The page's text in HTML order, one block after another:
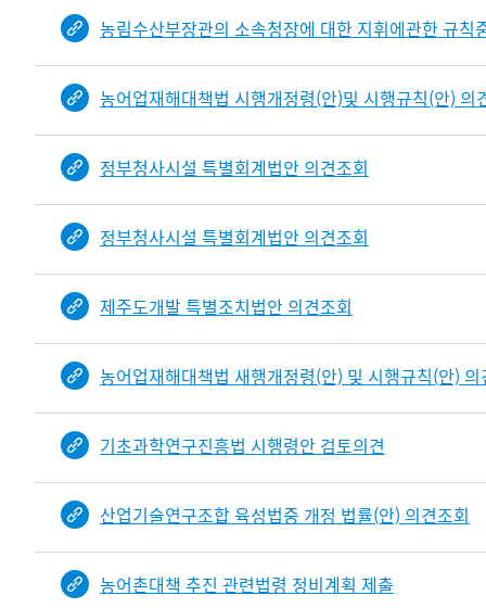
농림수산부장관의 소속청장에 대한 지휘에관한 규칙
농어업재해대책법 시행개정령(안)및 시행규칙(안) 의
정부청사시설 특별회계법안 의견조회
정부청사시설 특별회계법안 의견조회
제주도개발 특별조치법안 의견조회
농어업재해대책법 새행개정령(안) 및 시행규칙(안) 의
기초과학연구진흥법 시행령안 검토의견
산업기술연구조합 육성법중 개정 법률(안) 의견조회
농어촌대책 추진 관련법령 정비계획 제출